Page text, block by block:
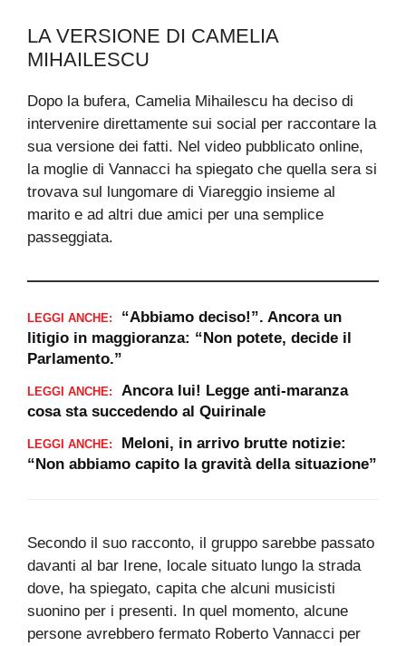
LA VERSIONE DI CAMELIA
MIHAILESCU
Dopo la bufera, Camelia Mihailescu ha deciso di
intervenire direttamente sui social per raccontare la
sua versione dei fatti. Nel video pubblicato online,
la moglie di Vannacci ha spiegato che quella sera si
trovava sul lungomare di Viareggio insieme al
marito e ad altri due amici per una semplice
passeggiata.
LEGGI ANCHE:
“Abbiamo deciso!”. Ancora un
litigio in maggioranza: “Non potete, decide il
Parlamento.”
LEGGI ANCHE:
Ancora lui! Legge anti-maranza
cosa sta succedendo al Quirinale
LEGGI ANCHE:
Meloni, in arrivo brutte notizie:
“Non abbiamo capito la gravità della situazione”
Secondo il suo racconto, il gruppo sarebbe passato
davanti al bar Irene, locale situato lungo la strada
dove, ha spiegato, capita che alcuni musicisti
suonino per i presenti. In quel momento, alcune
persone avrebbero fermato Roberto Vannacci per